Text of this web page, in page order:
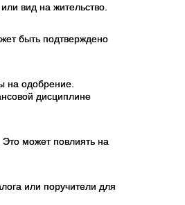
вид на жительство.
быть подтверждено
на одобрение.
дисциплине
может повлиять на
или поручители для